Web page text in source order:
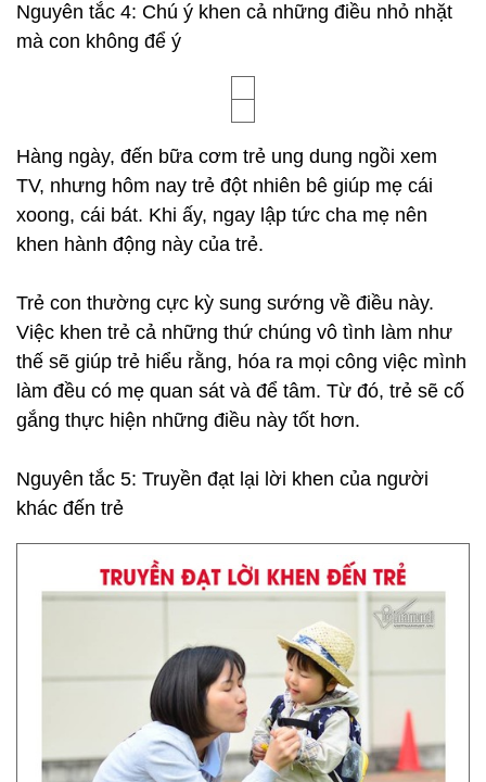
Nguyên tắc 4: Chú ý khen cả những điều nhỏ nhặt
mà con không để ý
Hàng ngày, đến bữa cơm trẻ ung dung ngồi xem
TV, nhưng hôm nay trẻ đột nhiên bê giúp mẹ cái
xoong, cái bát. Khi ấy, ngay lập tức cha mẹ nên
khen hành động này của trẻ.
️Trẻ con thường cực kỳ sung sướng về điều này.
Việc khen trẻ cả những thứ chúng vô tình làm như
thế sẽ giúp trẻ hiểu rằng, hóa ra mọi công việc mình
làm đều có mẹ quan sát và để tâm. Từ đó, trẻ sẽ cố
gắng thực hiện những điều này tốt hơn.
Nguyên tắc 5: Truyền đạt lại lời khen của người
khác đến trẻ